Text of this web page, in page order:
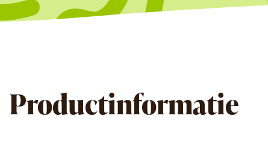
Productinformatie